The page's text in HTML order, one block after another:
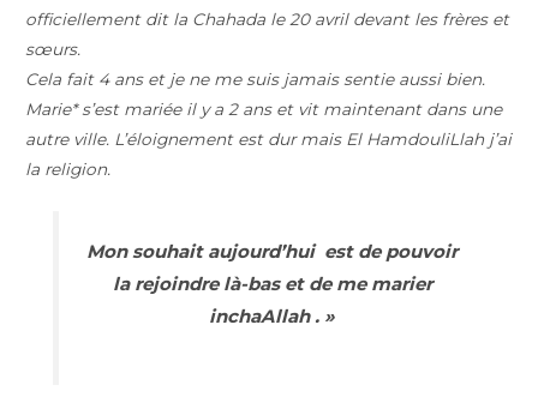
officiellement dit la Chahada le 20 avril devant les frères et
sœurs.
Cela fait 4 ans et je ne me suis jamais sentie aussi bien.
Marie* s’est mariée il y a 2 ans et vit maintenant dans une
autre ville. L’éloignement est dur mais El HamdouliLlah j’ai
la religion.
Mon souhait aujourd’hui est de pouvoir
la rejoindre là-bas et de me marier
inchaAllah . »